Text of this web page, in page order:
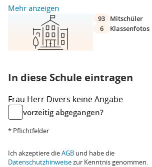
Mehr anzeigen
93
Mitschüler
6
Klassenfotos
In diese Schule eintragen
Frau Herr Divers keine Angabe
vorzeitig abgegangen?
* Pflichtfelder
Ich akzeptiere dieAGB und habe die
Datenschutzhinweisezur Kenntnis genommen.